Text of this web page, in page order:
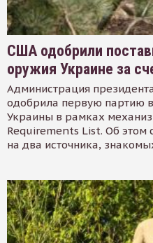
США одобрили
оружия Украине за
Администрация
одобрила первую партию
Украины в рамках
Requirements List. Об этом
на два источника,